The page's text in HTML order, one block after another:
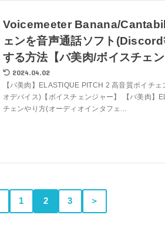
Voicemeeter Banana/
ェンを音声通話ソフト(Discord
する方法【バ美肉/ボイスチェン
2024.04.02
【バ美肉】ELASTIQUE PITCH 2 高音質ボイチ
オデバイス)【ボイスチェンジャー】 【バ美肉】
チェンやり方(オーディオインタフェ...
1 2 3 ＞